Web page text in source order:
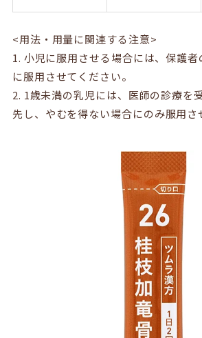
<用法・用量に関連する注意>
1. 小児に服用させる場合には、保護者
に服用させてください。
2. 1歳未満の乳児には、医師の診療を
先し、やむを得ない場合にのみ服用さ